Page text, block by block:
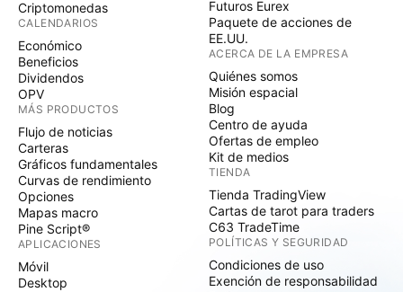
Criptomonedas
CALENDARIOS
Económico
Beneficios
Dividendos
OPV
MÁS PRODUCTOS
Flujo de noticias
Carteras
Gráficos fundamentales
Curvas de rendimiento
Opciones
Mapas macro
Pine Script®
APLICACIONES
Móvil
Desktop
Futuros Eurex
Paquete de acciones de
EE.UU.
ACERCA DE LA EMPRESA
Quiénes somos
Misión espacial
Blog
Centro de ayuda
Ofertas de empleo
Kit de medios
TIENDA
Tienda TradingView
Cartas de tarot para traders
C63 TradeTime
POLÍTICAS Y SEGURIDAD
Condiciones de uso
Exención de responsabilidad